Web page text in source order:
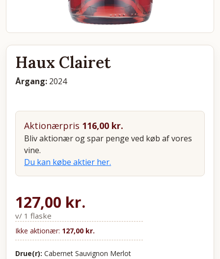
Haux Clairet
Årgang: 2024
Aktionærpris 116,00 kr.
Bliv aktionær og spar penge ved køb af vores
vine.
Du kan købe aktier her.
127,00 kr.
v/ 1 flaske
Ikke aktionær: 127,00kr.
Drue(r): Cabernet Sauvignon Merlot